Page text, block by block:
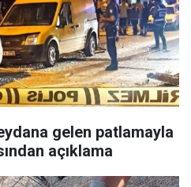
gelen patlamayla
açıklama